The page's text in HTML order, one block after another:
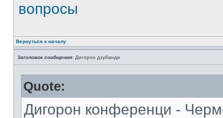
вопросы
Вернуться к началу
Заголовок сообщения: Дигорон дзубанди
Quote:
Дигорон конференци -